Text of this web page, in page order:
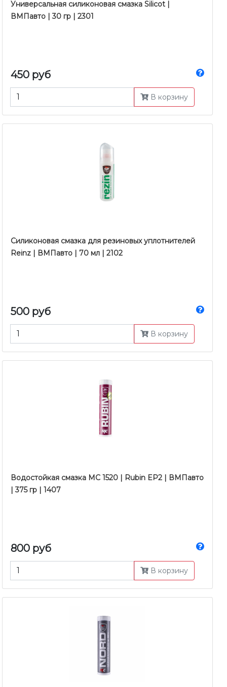
Универсальная силиконовая смазка Silicot |
ВМПавто | 30 гр | 2301
450 руб
В корзину
Cиликоновая смазка для резиновых уплотнителей
Reinz | ВМПавто | 70 мл | 2102
500 руб
В корзину
Водостойкая смазка MC 1520 | Rubin EP2 | ВМПавто
| 375 гр | 1407
800 руб
В корзину